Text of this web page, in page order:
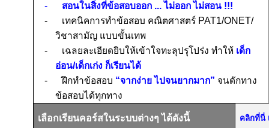
-
สอนในสิ่งที่ข้อสอบออก ... ไม่ออก ไม่สอน !!!
-
เทคนิคการทำข้อสอบ คณิตศาสตร์ PAT1/ONET/
วิชาสามัญ แบบขั้นเทพ
-
เฉลยละเอียดยิบให้เข้าใจทะลุปรุโปร่ง ทำให้ เด็ก
อ่อน/เด็กเก่ง ก็เรียนได้
-
ฝึกทำข้อสอบ “จากง่าย ไปจนยากมาก” จนดักทาง
ข้อสอบได้ทุกทาง
เลือกเรียนคอร์สในระบบต่างๆ ได้ดังนี้ คลิกที่นี่